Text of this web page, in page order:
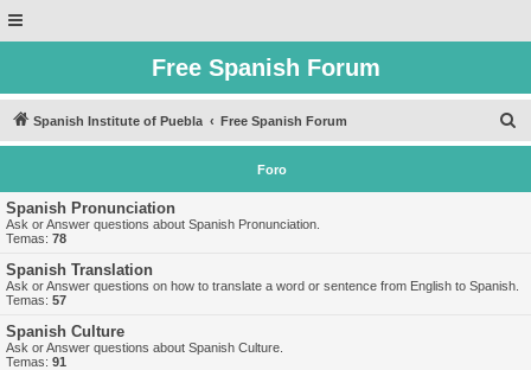
Free Spanish Forum
Spanish Institute of Puebla Free Spanish Forum
u
Foro
Spanish Pronunciation
Ask or Answer questions about Spanish Pronunciation.
Temas: 78
Spanish Translation
Ask or Answer questions on how to translate a word or sentence from English to Spanish.
Temas: 57
Spanish Culture
Ask or Answer questions about Spanish Culture.
Temas: 91